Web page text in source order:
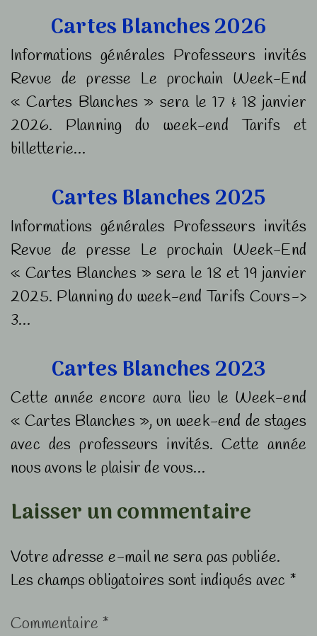
Cartes Blanches 2026
Informations générales Professeurs invités
Revue de presse Le prochain Week-End
« Cartes Blanches » sera le 17 & 18 janvier
2026. Planning du week-end Tarifs et
billetterie…
Cartes Blanches 2025
Informations générales Professeurs invités
Revue de presse Le prochain Week-End
« Cartes Blanches » sera le 18 et 19 janvier
2025. Planning du week-end Tarifs Cours->
3…
Cartes Blanches 2023
Cette année encore aura lieu le Week-end
« Cartes Blanches », un week-end de stages
avec des professeurs invités. Cette année
nous avons le plaisir de vous…
Laisser un commentaire
Votre adresse e-mail ne sera pas publiée.
Les champs obligatoires sont indiqués avec *
Commentaire *